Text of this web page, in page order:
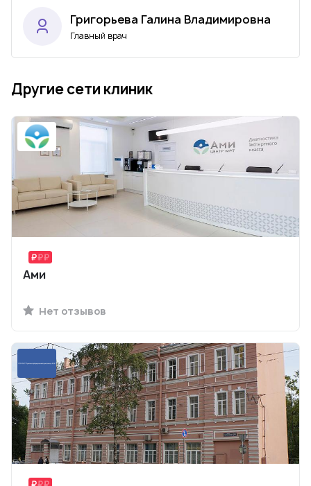
Григорьева Галина Владимировна
Главный врач
Другие сети клиник
Ами
Нет отзывов